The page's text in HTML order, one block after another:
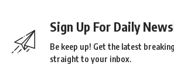
Sign Up For Daily
Be keep up! Get the latest
straight to your inbox.